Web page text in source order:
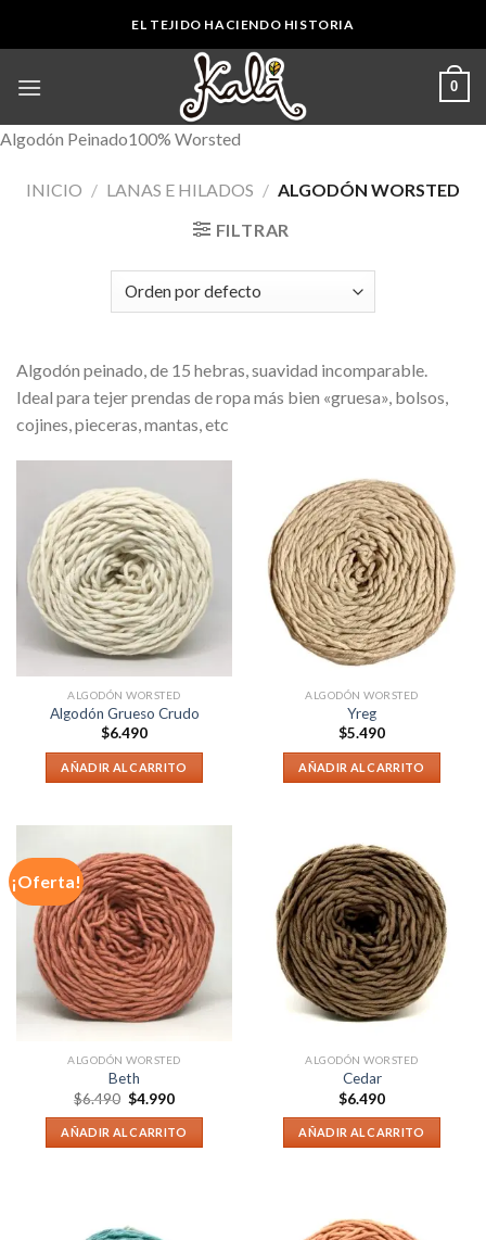
EL TEJIDO HACIENDO HISTORIA
0
Algodón Peinado100% Worsted
INICIO / LANAS E HILADOS / ALGODÓN WORSTED
FILTRAR
Algodón peinado, de 15 hebras, suavidad incomparable.
Ideal para tejer prendas de ropa más bien «gruesa», bolsos,
cojines, pieceras, mantas, etc
ALGODÓN WORSTED
Algodón Grueso Crudo
$6.490
AÑADIR AL CARRITO
ALGODÓN WORSTED
Yreg
$5.490
AÑADIR AL CARRITO
¡Oferta!
ALGODÓN WORSTED
Beth
$6.490 $4.990
AÑADIR AL CARRITO
ALGODÓN WORSTED
Cedar
$6.490
AÑADIR AL CARRITO